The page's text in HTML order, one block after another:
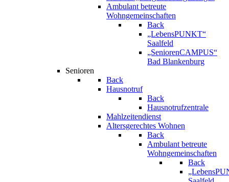
Ambulant betreute
Wohngemeinschaften
Back
„LebensPUNKT“
Saalfeld
„SeniorenCAMPUS“
Bad Blankenburg
Senioren
Back
Hausnotruf
Back
Hausnotrufzentrale
Mahlzeitendienst
Altersgerechtes Wohnen
Back
Ambulant betreute
Wohngemeinschaften
Back